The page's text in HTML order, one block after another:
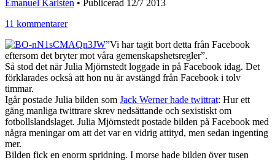
Emanuel Karlsten • Publicerad 12/7 2013
11 kommentarer
”Vi har tagit bort detta från Facebook
eftersom det bryter mot våra gemenskapshetsregler”.
Så stod det när Julia Mjörnstedt loggade in på Facebook idag. Det
förklarades också att hon nu är avstängd från Facebook i tolv
timmar.
Igår postade Julia bilden som Jack Werner hade twittrat: Hur ett
gäng manliga twittrare skrev nedsättande och sexistiskt om
fotbollslandslaget. Julia Mjörnstedt postade bilden på Facebook med
några meningar om att det var en vidrig attityd, men sedan ingenting
mer.
Bilden fick en enorm spridning. I morse hade bilden över tusen